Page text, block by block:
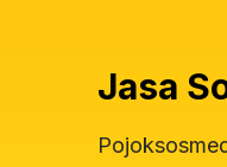
Jasa